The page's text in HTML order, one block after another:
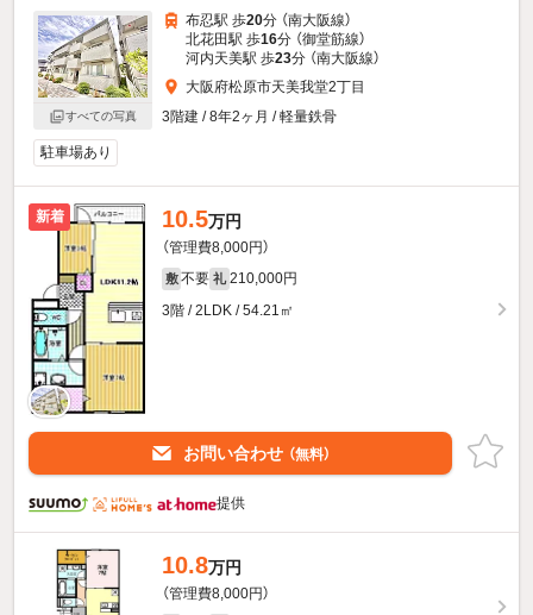
すべての写真
布忍駅 歩20分 （南大阪線）
北花田駅 歩16分 （御堂筋線）
河内天美駅 歩23分 （南大阪線）
大阪府松原市天美我堂2丁目
3階建 / 8年2ヶ月 / 軽量鉄骨
駐車場あり
新着 10.5万円
（管理費8,000円）
敷 不要 礼 210,000円
3階 / 2LDK / 54.21㎡
お問い合わせ （無料）
提供
10.8万円
（管理費8,000円）